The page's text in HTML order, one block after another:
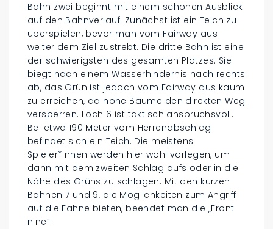
Bahn zwei beginnt mit einem schönen Ausblick
auf den Bahnverlauf. Zunächst ist ein Teich zu
überspielen, bevor man vom Fairway aus
weiter dem Ziel zustrebt. Die dritte Bahn ist eine
der schwierigsten des gesamten Platzes: Sie
biegt nach einem Wasserhindernis nach rechts
ab, das Grün ist jedoch vom Fairway aus kaum
zu erreichen, da hohe Bäume den direkten Weg
versperren. Loch 6 ist taktisch anspruchsvoll.
Bei etwa 190 Meter vom Herrenabschlag
befindet sich ein Teich. Die meistens
Spieler*innen werden hier wohl vorlegen, um
dann mit dem zweiten Schlag aufs oder in die
Nähe des Grüns zu schlagen. Mit den kurzen
Bahnen 7 und 9, die Möglichkeiten zum Angriff
auf die Fahne bieten, beendet man die „Front
nine“.